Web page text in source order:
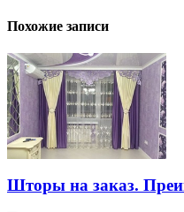
Похожие записи
Шторы на заказ.